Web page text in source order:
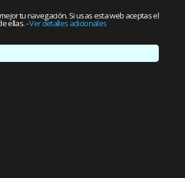
tu navegación. Si usas esta web aceptas el
ellas.-Ver detalles adicionales